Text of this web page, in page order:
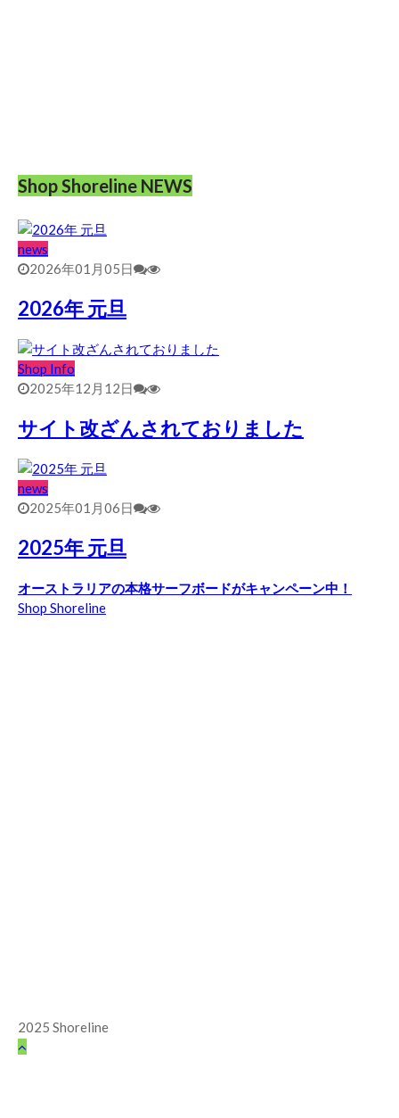
Shop Shoreline NEWS
news
2026年01月05日
2026年 元旦
Shop Info
2025年12月12日
サイト改ざんされておりました
news
2025年01月06日
2025年 元旦
オーストラリアの本格サーフボードがキャンペーン中！
Shop Shoreline
2025 Shoreline